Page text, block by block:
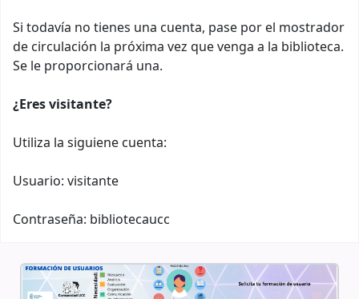
Si todavía no tienes una cuenta, pase por el mostrador
de circulación la próxima vez que venga a la biblioteca.
Se le proporcionará una.
¿Eres visitante?
Utiliza la siguiene cuenta:
Usuario: visitante
Contraseña: bibliotecaucc